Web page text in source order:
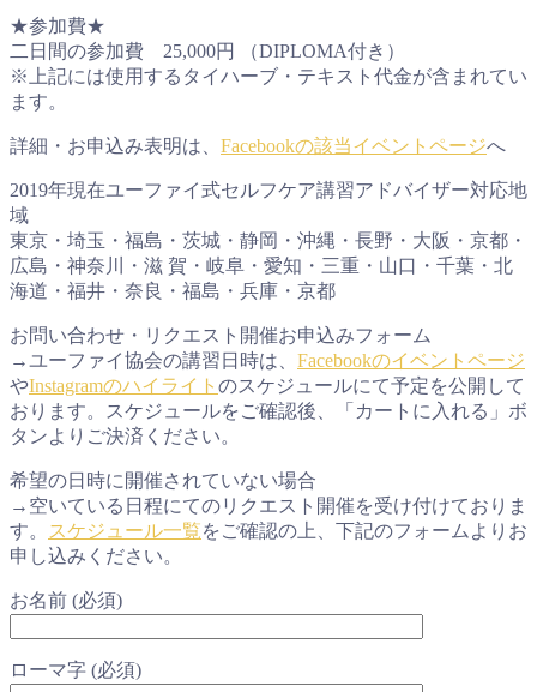
★参加費★
二日間の参加費 25,000円 （DIPLOMA付き）
※上記には使用するタイハーブ・テキスト代金が含まれてい
ます。
詳細・お申込み表明は、 Facebookの該当イベントページへ
2019年現在ユーファイ式セルフケア講習アドバイザー対応地
域
東京・埼玉・福島・茨城・静岡・沖縄・長野・大阪・京都・
広島・神奈川・滋 賀・岐阜・愛知・三重・山口・千葉・北
海道・福井・奈良・福島・兵庫・京都
お問い合わせ・リクエスト開催お申込みフォーム
→ユーファイ協会の講習日時は、 Facebookのイベントページ
やInstagramのハイライト のスケジュールにて予定を公開して
おります。スケジュールをご確認後、「カートに入れる」ボ
タンよりご決済ください。
希望の日時に開催されていない場合
→空いている日程にてのリクエスト開催を受け付けておりま
す。
スケジュール一覧をご確認の上、下記のフォームよりお
申し込みください。
お名前 (必須)
ローマ字 (必須)